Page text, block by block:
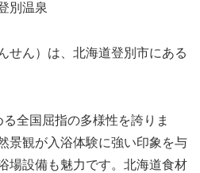
別温泉
せん）は、北海道登別市にある
全国屈指の多様性を誇りま
景観が入浴体験に強い印象を与
場設備も魅力です。北海道食材